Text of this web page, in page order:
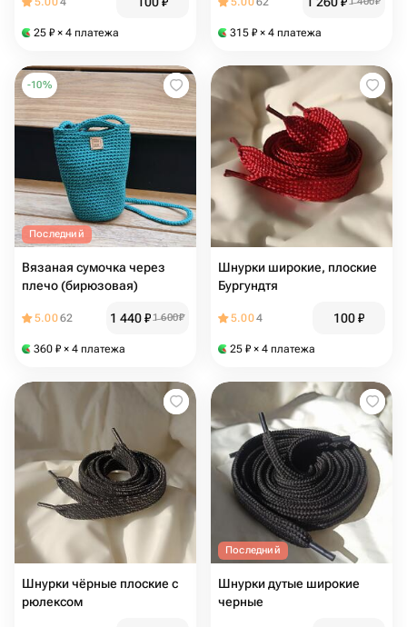
25 ₽ × 4 платежа 315 ₽ × 4 платежа
-10%
Последний
Вязаная сумочка через
плечо (бирюзовая)
5.0062 1 440₽1 600₽
360 ₽ × 4 платежа
Шнурки широкие, плоские
Бургундтя
5.004 100₽
25 ₽ × 4 платежа
Шнурки чёрные плоские с
рюлексом
Последний
Шнурки дутые широкие
черные